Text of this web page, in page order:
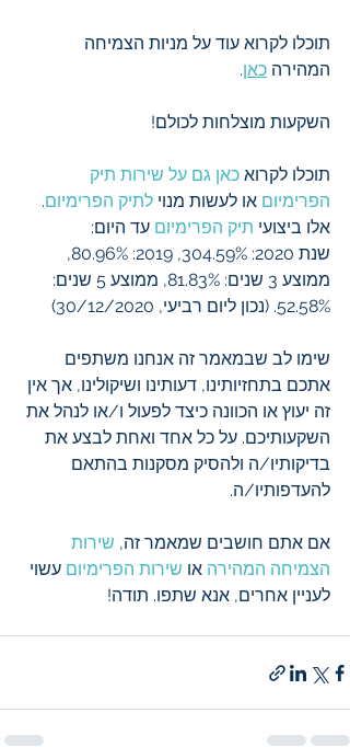
תוכלו לקרוא עוד על מניות הצמיחה
המהירה כאן.
השקעות מוצלחות לכולם!
תוכלו לקרוא כאן גם על שירות תיק
הפרימיום או לעשות מנוי לתיק הפרימיום.
אלו ביצועי תיק הפרימיום עד היום:
שנת 2020: 304.59%, 2019: 80.96%,
ממוצע 3 שנים: 81.83%, ממוצע 5 שנים:
52.58%. (נכון ליום רביעי, 30/12/2020)
שימו לב שבמאמר זה אנחנו משתפים
אתכם בתחזיותינו, דעותינו ושיקולינו, אך אין
זה יעוץ או הכוונה כיצד לפעול ו/או לנהל את
השקעותיכם. על כל אחד ואחת לבצע את
בדיקותיו/ה ולהסיק מסקנות בהתאם
להעדפותיו/ה.
אם אתם חושבים שמאמר זה, שירות
הצמיחה המהירה או שירות הפרימיום עשוי
לעניין אחרים, אנא שתפו. תודה!